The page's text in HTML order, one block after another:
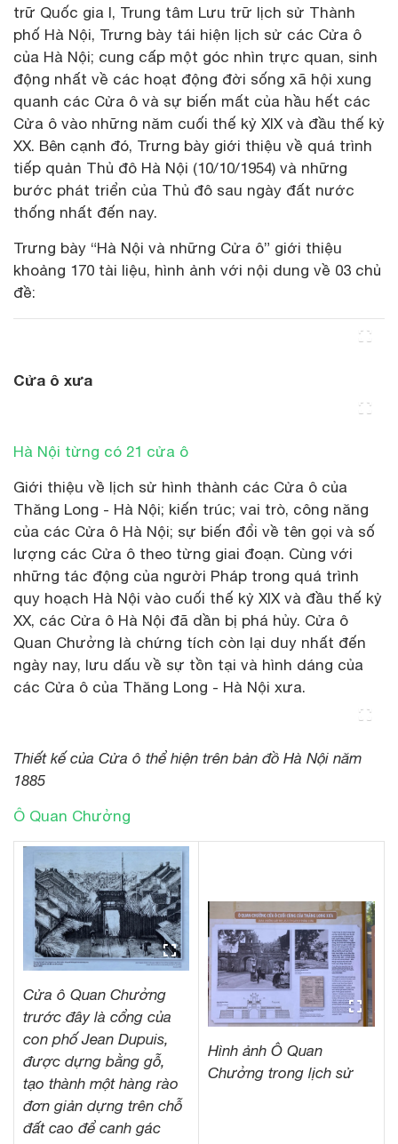
trữ Quốc gia I, Trung tâm Lưu trữ lịch sử Thành
phố Hà Nội, Trưng bày tái hiện lịch sử các Cửa ô
của Hà Nội; cung cấp một góc nhìn trực quan, sinh
động nhất về các hoạt động đời sống xã hội xung
quanh các Cửa ô và sự biến mất của hầu hết các
Cửa ô vào những năm cuối thế kỷ XIX và đầu thế kỷ
XX. Bên cạnh đó, Trưng bày giới thiệu về quá trình
tiếp quản Thủ đô Hà Nội (10/10/1954) và những
bước phát triển của Thủ đô sau ngày đất nước
thống nhất đến nay.
Trưng bày “Hà Nội và những Cửa ô” giới thiệu
khoảng 170 tài liệu, hình ảnh với nội dung về 03 chủ
đề:
Cửa ô xưa
Hà Nội từng có 21 cửa ô
Giới thiệu về lịch sử hình thành các Cửa ô của
Thăng Long - Hà Nội; kiến trúc; vai trò, công năng
của các Cửa ô Hà Nội; sự biến đổi về tên gọi và số
lượng các Cửa ô theo từng giai đoạn. Cùng với
những tác động của người Pháp trong quá trình
quy hoạch Hà Nội vào cuối thế kỷ XIX và đầu thế kỷ
XX, các Cửa ô Hà Nội đã dần bị phá hủy. Cửa ô
Quan Chưởng là chứng tích còn lại duy nhất đến
ngày nay, lưu dấu về sự tồn tại và hình dáng của
các Cửa ô của Thăng Long - Hà Nội xưa.
Thiết kế của Cửa ô thể hiện trên bản đồ Hà Nội năm
1885
Ô Quan Chưởng
Cửa ô Quan Chưởng
trước đây là cổng của
con phố Jean Dupuis,
được dựng bằng gỗ,
tạo thành một hàng rào
đơn giản dựng trên chỗ
đất cao để canh gác
Hình ảnh Ô Quan
Chưởng trong lịch sử